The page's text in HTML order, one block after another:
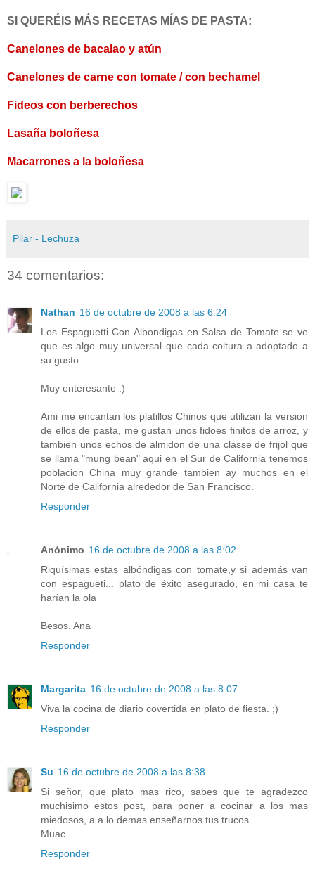
SI QUERÉIS MÁS RECETAS MÍAS DE PASTA:
Canelones de bacalao y atún
Canelones de carne con tomate / con bechamel
Fideos con berberechos
Lasaña boloñesa
Macarrones a la boloñesa
Pilar - Lechuza
34 comentarios:
Nathan 16 de octubre de 2008 a las 6:24
Los Espaguetti Con Albondigas en Salsa de Tomate se ve
que es algo muy universal que cada coltura a adoptado a
su gusto.
Muy enteresante :)
Ami me encantan los platillos Chinos que utilizan la version
de ellos de pasta, me gustan unos fidoes finitos de arroz, y
tambien unos echos de almidon de una classe de frijol que
se llama "mung bean" aqui en el Sur de California tenemos
poblacion China muy grande tambien ay muchos en el
Norte de California alrededor de San Francisco.
Responder
Anónimo 16 de octubre de 2008 a las 8:02
Riquísimas estas albóndigas con tomate,y si además van
con espagueti... plato de éxito asegurado, en mi casa te
harían la ola
Besos. Ana
Responder
Margarita 16 de octubre de 2008 a las 8:07
Viva la cocina de diario covertida en plato de fiesta. ;)
Responder
Su 16 de octubre de 2008 a las 8:38
Si señor, que plato mas rico, sabes que te agradezco
muchisimo estos post, para poner a cocinar a los mas
miedosos, a a lo demas enseñarnos tus trucos.
Muac
Responder